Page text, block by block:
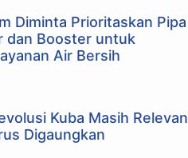
Diminta Prioritaskan Pipa
dan Booster untuk
Air Bersih
Kuba Masih Relevan
Digaungkan